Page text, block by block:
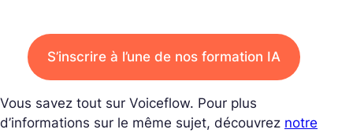
S’inscrire à l’une de nos formation IA
Vous savez tout sur Voiceflow. Pour plus
d’informations sur le même sujet, découvrez notre